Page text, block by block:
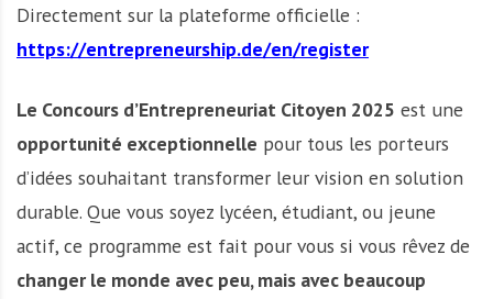
Directement sur la plateforme officielle :
https://entrepreneurship.de/en/register
Le Concours d’Entrepreneuriat Citoyen 2025 est une
opportunité exceptionnelle pour tous les porteurs
d’idées souhaitant transformer leur vision en solution
durable. Que vous soyez lycéen, étudiant, ou jeune
actif, ce programme est fait pour vous si vous rêvez de
changer le monde avec peu, mais avec beaucoup